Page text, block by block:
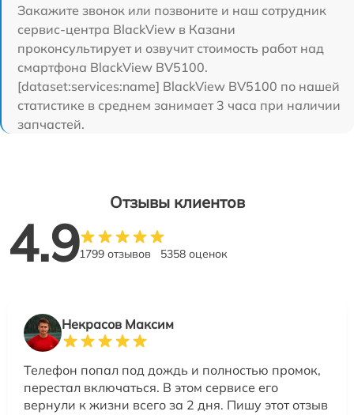
Закажите звонок или позвоните и наш сотрудник
сервис-центра BlackView в Казани
проконсультирует и озвучит стоимость работ над
смартфона BlackView BV5100.
[dataset:services:name] BlackView BV5100 по нашей
статистике в среднем занимает 3 часа при наличии
запчастей.
Отзывы клиентов
4.91799 отзывов 5358 оценок
Некрасов Максим
Телефон попал под дождь и полностью промок,
перестал включаться. В этом сервисе его
вернули к жизни всего за 2 дня. Пишу этот отзыв